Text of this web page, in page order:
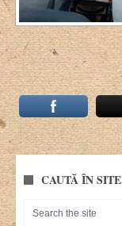
CAUTĂ ÎN SITE